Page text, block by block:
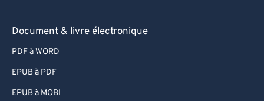
Document & livre électronique
PDF à WORD
EPUB à PDF
EPUB à MOBI